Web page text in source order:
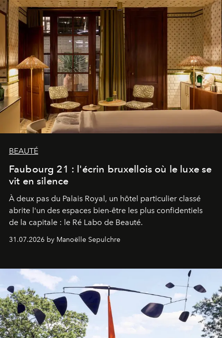
BEAUTÉ
Faubourg 21 : l'écrin bruxellois où le luxe se
vit en silence
À deux pas du Palais Royal, un hôtel particulier classé
abrite l'un des espaces bien-être les plus confidentiels
de la capitale : le Ré Labo de Beauté.
31.07.2026 by Manoëlle Sepulchre